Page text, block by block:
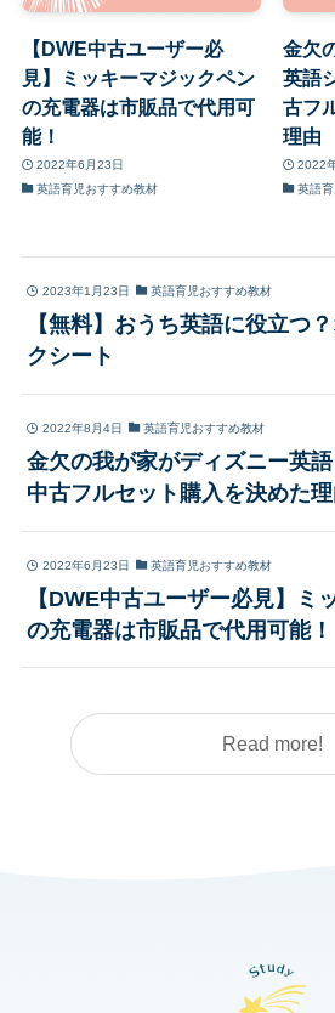
【DWE中古ユーザー必
見】ミッキーマジックペン
の充電器は市販品で代用可
能！
2022年6月23日
英語育児おすすめ教材
金欠
英語
古フ
理由
2022
英語
2023年1月23日 英語育児おすすめ教材
【無料】おうち英語に役立つ
クシート
2022年8月4日 英語育児おすすめ教材
金欠の我が家がディズニー英語
中古フルセット購入を決めた
2022年6月23日 英語育児おすすめ教材
【DWE中古ユーザー必見】ミ
の充電器は市販品で代用可能！
Read more!